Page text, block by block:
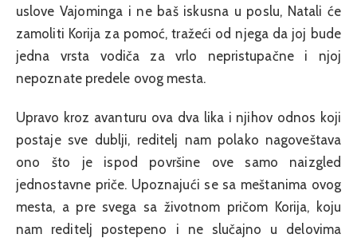
uslove Vajominga i ne baš iskusna u poslu, Natali će
zamoliti Korija za pomoć, tražeći od njega da joj bude
jedna vrsta vodiča za vrlo nepristupačne i njoj
nepoznate predele ovog mesta.
Upravo kroz avanturu ova dva lika i njihov odnos koji
postaje sve dublji, reditelj nam polako nagoveštava
ono što je ispod površine ove samo naizgled
jednostavne priče. Upoznajući se sa meštanima ovog
mesta, a pre svega sa životnom pričom Korija, koju
nam reditelj postepeno i ne slučajno u delovima